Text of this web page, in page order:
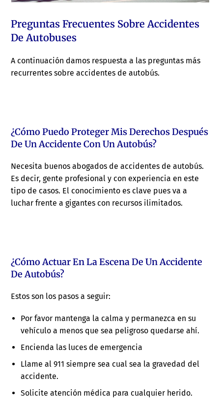
Preguntas Frecuentes Sobre Accidentes
De Autobuses
A continuación damos respuesta a las preguntas más
recurrentes sobre accidentes de autobús.
¿Cómo Puedo Proteger Mis Derechos Después
De Un Accidente Con Un Autobús?
Necesita buenos abogados de accidentes de autobús.
Es decir, gente profesional y con experiencia en este
tipo de casos. El conocimiento es clave pues va a
luchar frente a gigantes con recursos ilimitados.
¿Cómo Actuar En La Escena De Un Accidente
De Autobús?
Estos son los pasos a seguir:
Por favor mantenga la calma y permanezca en su
vehículo a menos que sea peligroso quedarse ahí.
Encienda las luces de emergencia
Llame al 911 siempre sea cual sea la gravedad del
accidente.
Solicite atención médica para cualquier herido.